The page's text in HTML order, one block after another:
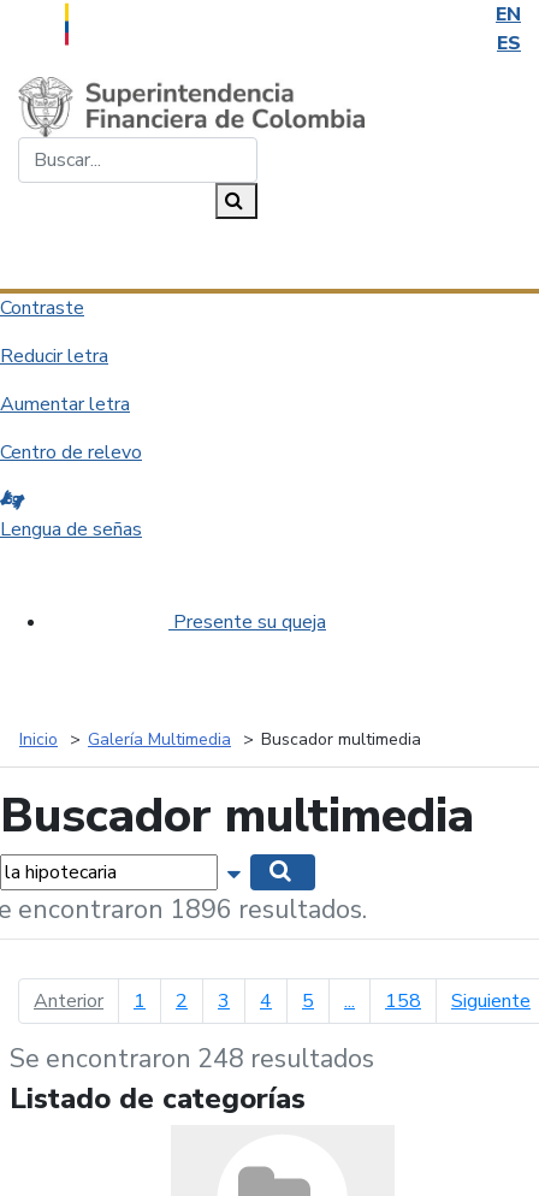
EN
ES
Saltar al contenido principal
Contraste
Reducir letra
Aumentar letra
Centro de relevo
Lengua de señas
Presente su queja
Inicio Galería Multimedia Buscador multimedia
Buscador multimedia
Mostrar opciones de búsqueda
encontraron 1896 resultados.
Anteriorpágina anterior
1 2 3 4 5 ... 158 Siguiente
Se encontraron 248 resultados
Listado de categorías